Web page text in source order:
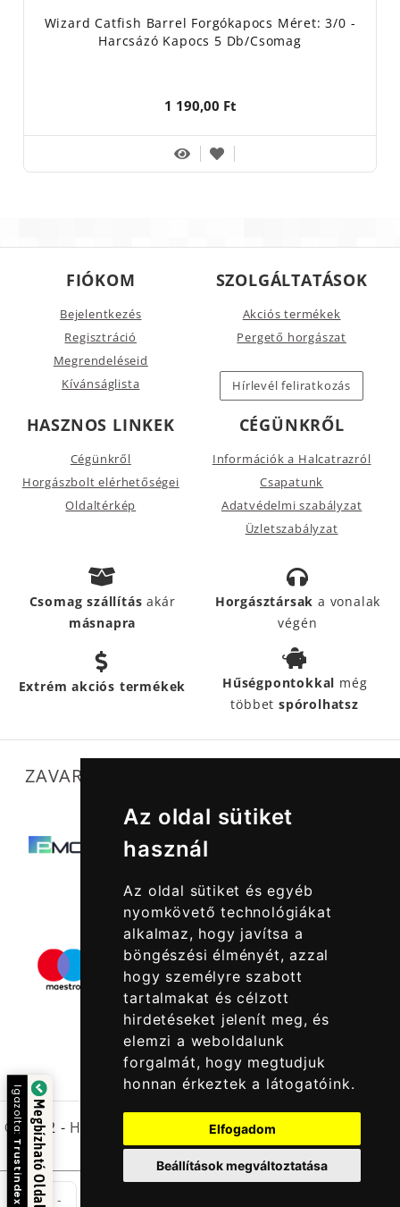
Az oldal sütiket
használ
Az oldal sütiket és egyéb
nyomkövető technológiákat
alkalmaz, hogy javítsa a
böngészési élményét, azzal
hogy személyre szabott
tartalmakat és célzott
hirdetéseket jelenít meg, és
elemzi a weboldalunk
forgalmát, hogy megtudjuk
honnan érkeztek a látogatóink.
Elfogadom
Beállítások megváltoztatása
-
Wizard Catfish Barrel Forgókapocs Méret: 3/0 -
Harcsázó Kapocs 5 Db/csomag
1 190,00 Ft
FIÓKOM
Bejelentkezés
Regisztráció
Megrendeléseid
Kívánságlista
SZOLGÁLTATÁSOK
Akciós termékek
Pergető horgászat
Hírlevél feliratkozás
HASZNOS LINKEK
Cégünkről
Horgászbolt elérhetőségei
Oldaltérkép
CÉGÜNKRŐL
Információk a Halcatrazról
Csapatunk
Adatvédelmi szabályzat
Üzletszabályzat
Csomag szállításakár
másnapra
Horgásztársak a vonalak
végén
Extrém akciós termékek Hűségpontokkal még
többetspórolhatsz
ZAVARTALAN MŰKÖDÉSÜNKET SEGÍTIK
© 2022 - Halcatraz Kft.
Megbízható Oldal
Igazolta:
Trustindex